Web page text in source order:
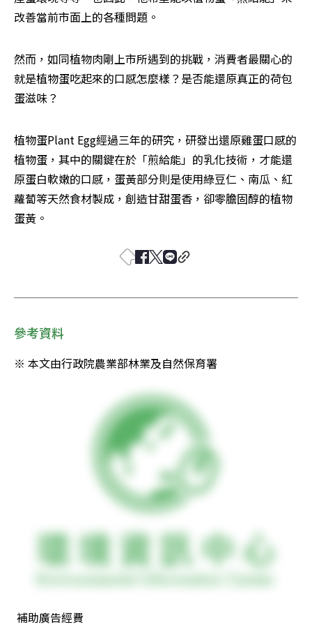
改善當前市面上的各種問題。
然而，如同植物肉剛上市所遇到的挑戰，消費者最關心的
就是植物蛋吃起來的口感怎麼樣？是否能還原真正的荷包
蛋滋味？
植物蛋Plant Egg經過三年的研究，研發出還原雞蛋口感的
植物蛋，其中的關鍵在於「煎給能」的乳化技術，才能還
原蛋白軟嫩的口感，蛋黃部分則是使用綠豆仁、南瓜、紅
蘿蔔等天然食材製成，創造甘甜蛋香，卻零膽固醇的植物
蛋黃。
參考資料
※ 本文由行政院農業部林業及自然保育署
補助廣告經費